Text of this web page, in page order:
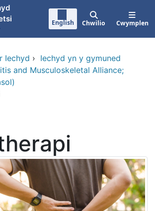
English Chwilio Cwymplen
Iechyd › Iechyd yn y gymuned
and Musculoskeletal Alliance;